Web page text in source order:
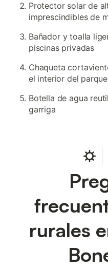
Protector solar de
imprescindibles de
Bañador y toalla
piscinas privadas
Chaqueta
el interior del parque
Botella de agua
garriga
rurales